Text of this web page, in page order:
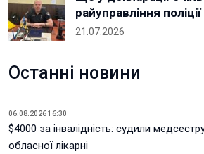
райуправління
21.07.2026
Останні новини
06.08.2026 16:30
$4000 за інвалідність: судили
обласної лікарні